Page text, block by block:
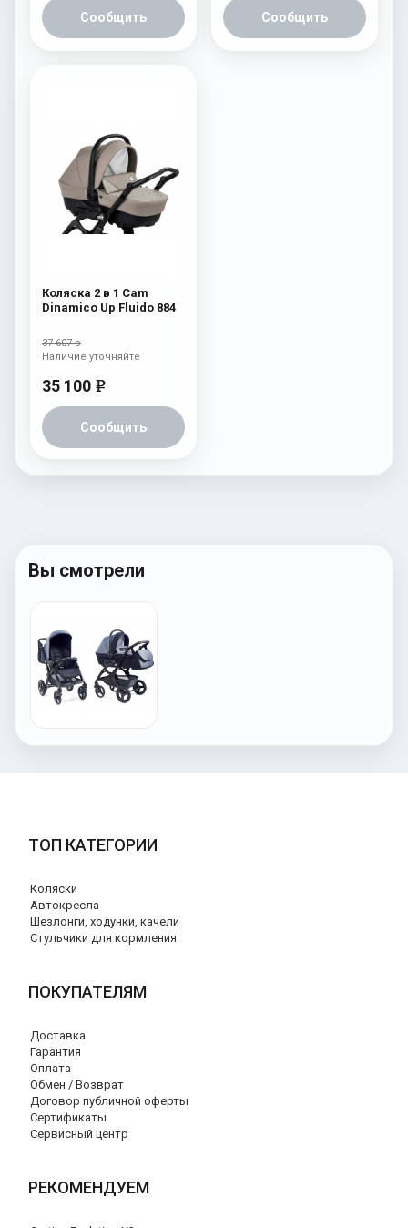
Сообщить Сообщить
Коляска 2 в 1 Cam
Dinamico Up Fluido 884
37 607 р
35 100 e
Сообщить
Наличие уточняйте
Вы смотрели
ТОП КАТЕГОРИИ
Коляски
Автокресла
Шезлонги, ходунки, качели
Стульчики для кормления
ПОКУПАТЕЛЯМ
Доставка
Гарантия
Оплата
Обмен / Возврат
Договор публичной оферты
Сертификаты
Сервисный центр
РЕКОМЕНДУЕМ